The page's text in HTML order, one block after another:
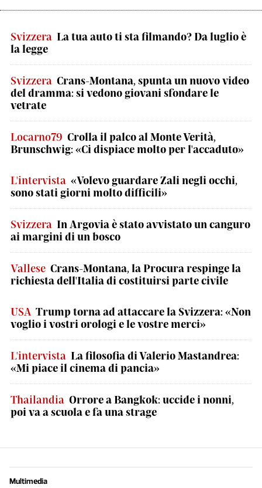
Svizzera La tua auto ti sta filmando? Da luglio è
la legge
Svizzera Crans-Montana, spunta un nuovo video
del dramma: si vedono giovani sfondare le
vetrate
Locarno79 Crolla il palco al Monte Verità,
Brunschwig: «Ci dispiace molto per l'accaduto»
L'intervista «Volevo guardare Zali negli occhi,
sono stati giorni molto difficili»
Svizzera In Argovia è stato avvistato un canguro
ai margini di un bosco
Vallese Crans-Montana, la Procura respinge la
richiesta dell'Italia di costituirsi parte civile
USA Trump torna ad attaccare la Svizzera: «Non
voglio i vostri orologi e le vostre merci»
L'intervista La filosofia di Valerio Mastandrea:
«Mi piace il cinema di pancia»
Thailandia Orrore a Bangkok: uccide i nonni,
poi va a scuola e fa una strage
Multimedia